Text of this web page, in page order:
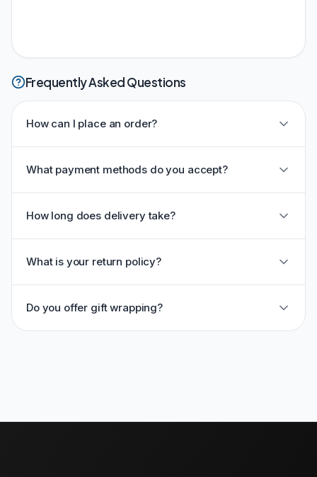
Frequently Asked Questions
How can I place an order?
What payment methods do you accept?
How long does delivery take?
What is your return policy?
Do you offer gift wrapping?